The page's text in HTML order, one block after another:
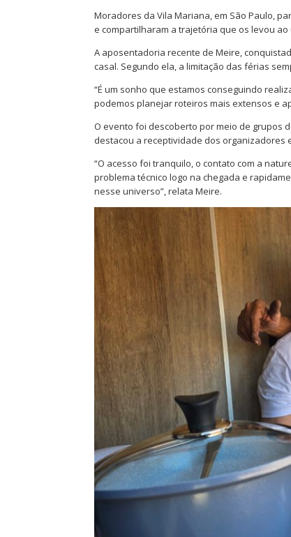
Moradores da Vila Mariana, em São Paulo,
e compartilharam a trajetória que os levou
A aposentadoria recente de Meire,
casal. Segundo ela, a limitação das férias
“É um sonho que estamos conseguindo
podemos planejar roteiros mais extensos e
O evento foi descoberto por meio de grupos
destacou a receptividade dos organizadores
“O acesso foi tranquilo, o contato com a
problema técnico logo na chegada e
nesse universo”, relata Meire.